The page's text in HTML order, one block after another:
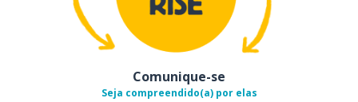
Comunique-se
Seja compreendido(a) por elas